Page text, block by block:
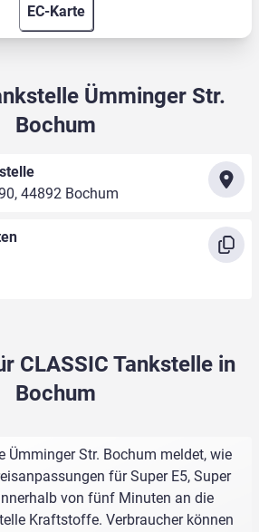
EC-Karte
Ümminger Str.
Bochum
44892 Bochum
CLASSIC Tankstelle in
Bochum
Ümminger Str. Bochum meldet, wie
für Super E5, Super
von fünf Minuten an die
Kraftstoffe. Verbraucher können